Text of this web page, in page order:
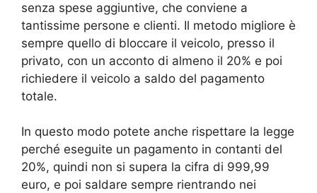
senza spese aggiuntive, che conviene a
tantissime persone e clienti. Il metodo migliore è
sempre quello di bloccare il veicolo, presso il
privato, con un acconto di almeno il 20% e poi
richiedere il veicolo a saldo del pagamento
totale.
In questo modo potete anche rispettare la legge
perché eseguite un pagamento in contanti del
20%, quindi non si supera la cifra di 999,99
euro, e poi saldare sempre rientrando nei